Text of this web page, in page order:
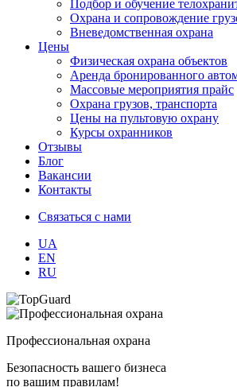
Подбор и обучение
Охрана и сопровождение
Вневедомственная охрана
Цены
Физическая охрана объектов
Аренда бронированного
Массовые мероприятия прайс
Охрана грузов, транспорта
Цены на пультовую охрану
Курсы охранников
Отзывы
Блог
Вакансии
Контакты
Связаться с нами
UA
EN
RU
Профессиональная охрана
Безопасность вашего бизнеса
по вашим правилам!